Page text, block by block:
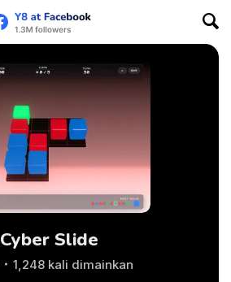
Cyber Slide
1,248 kali dimainkan